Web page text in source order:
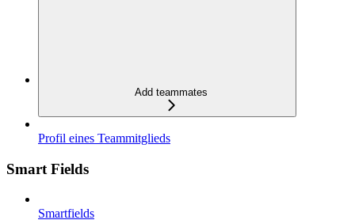
Add teammates
Profil eines Teammitglieds
Smart Fields
Smartfields